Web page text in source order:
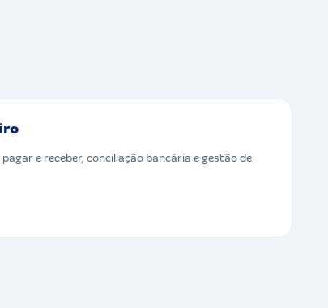
e receber, conciliação bancária e gestão de